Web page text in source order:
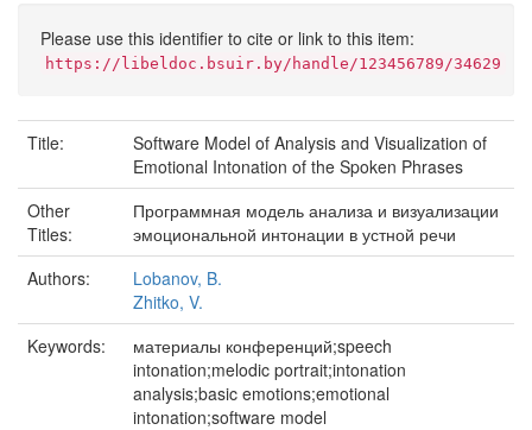
Please use this identifier to cite or link to this item:
https://libeldoc.bsuir.by/handle/123456789/34629
Title:
Software Model of Analysis and Visualization of
Emotional Intonation of the Spoken Phrases
Other
Titles:
Программная модель анализа и визуализации
эмоциональной интонации в устной речи
Authors:
Lobanov, B.
Zhitko, V.
Keywords:
материалы конференций;speech
intonation;melodic portrait;intonation
analysis;basic emotions;emotional
intonation;software model